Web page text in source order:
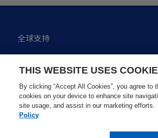
全球支持
网站使用注意点
网站地图
THIS WEBSITE USES
By clicking “Accept All Cookies”, you agree to
cookies on your device to enhance site
site usage, and assist in our marketing efforts.
Policy